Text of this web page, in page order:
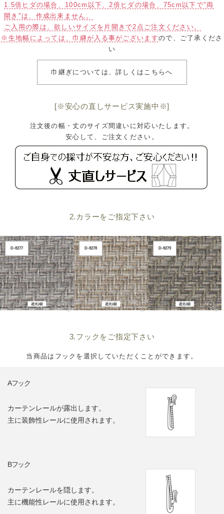
1.5倍ヒダの場合、100cm以下、2倍ヒダの場合、75cm以下で"両
開き"は、作成出来ません。
ご入用の際は、欲しいサイズを片開きで2点ご注文ください。
※生地幅によっては、巾継が入る事がございますので、ご了承くださ
い
巾継ぎについては、詳しくはこちらへ
[※安心の直しサービス実施中※]
注文後の幅・丈のサイズ間違いに対応いたします。
安心して、ご注文ください。
2.カラーをご指定下さい
D-8277 D-8278 D-8279
3.フックをご指定下さい
当商品はフックを選択していただくことができます。
Aフック
カーテンレールが露出します。
主に装飾性レールに使用されます。
Bフック
カーテンレールを隠します。
主に機能性レールに使用されます。